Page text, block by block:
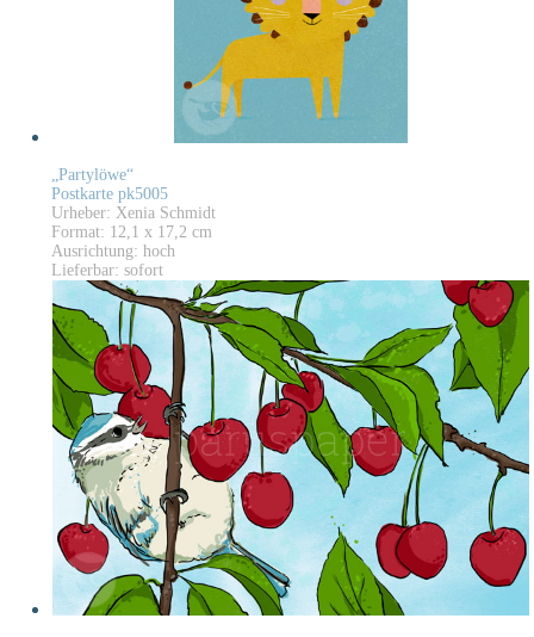
„Partylöwe“
Postkarte pk5005
Urheber: Xenia Schmidt
Format: 12,1 x 17,2 cm
Ausrichtung: hoch
Lieferbar: sofort